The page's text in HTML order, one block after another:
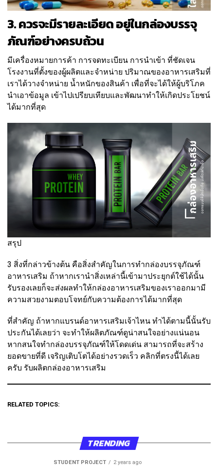
3. ควรจะมีรายละเอียด อยู่ในกล่องบรรจุ
ภัณฑ์อย่างครบถ้วน
มีเครื่องหมายการค้า การจดทะเบียน การนำเข้า ที่ชัดเจน
โรงงานที่ตั้งของผู้ผลิตและจำหน่าย ปริมาณของอาหารเสริมที่
เราได้วางจำหน่าย น้ำหนักของสินค้า เพื่อที่จะได้ให้ผู้บริโภค
นำเอาข้อมูล เข้าไปเปรียบเทียบและพัฒนาทำให้เกิดประโยชน์
ได้มากที่สุด
สรุป
3 สิ่งที่กล่าวข้างต้น คือสิ่งสำคัญในการทำกล่องบรรจุภัณฑ์
อาหารเสริม ถ้าหากเรานำสิ่งเหล่านี้เข้ามาประยุกต์ใช้ได้นั้น
รับรองเลยก็จะส่งผลทำให้กล่องอาหารเสริมของเราออกมามี
ความสวยงามตอบโจทย์กับความต้องการได้มากที่สุด
ที่สำคัญ ถ้าหากแบรนด์อาหารเสริมเจ้าไหน ทำได้ตามนี้นั้นรับ
ประกันได้เลยว่า จะทำให้ผลิตภัณฑ์ดูน่าสนใจอย่างแน่นอน
หากสนใจทำกล่องบรรจุภัณฑ์ให้โดดเด่น สามารถที่จะสร้าง
ยอดขายที่ดี เจริญเติบโตได้อย่างรวดเร็ว คลิกที่ตรงนี้ได้เลย
ครับ รับผลิตกล่องอาหารเสริม
RELATED TOPICS:
TRENDING
STUDENT PROJECT 2 years ago